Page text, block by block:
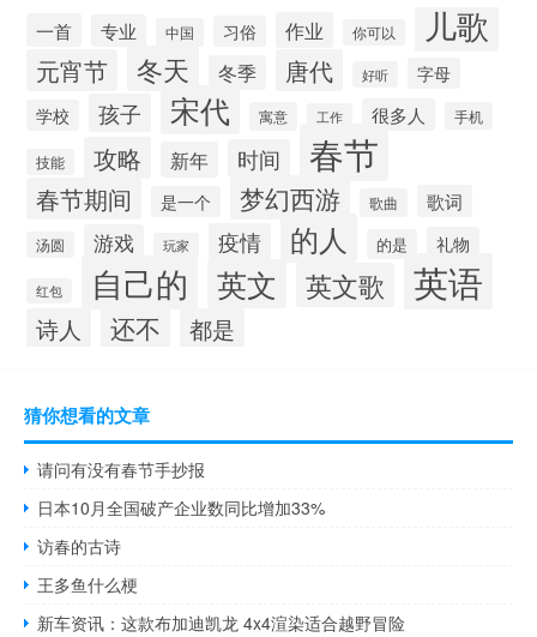
一首 专业 中国 习俗 作业 你可以 儿歌
元宵节 冬天 冬季 唐代 好听
字母
学校
孩子 宋代 寓意 工作 很多人 手机
技能 攻略 新年 时间 春节
春节期间 是一个 梦幻西游 歌曲 歌词
汤圆 游戏 玩家 疫情 的人 的是 礼物
红包 自己的 英文 英文歌 英语
诗人 还不 都是
猜你想看的文章
请问有没有春节手抄报
日本10月全国破产企业数同比增加33%
访春的古诗
王多鱼什么梗
新车资讯：这款布加迪凯龙 4x4渲染适合越野冒险